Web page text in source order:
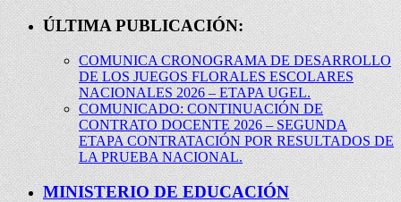
ÚLTIMA PUBLICACIÓN:
COMUNICA CRONOGRAMA DE DESARROLLO
DE LOS JUEGOS FLORALES ESCOLARES
NACIONALES 2026 – ETAPA UGEL.
COMUNICADO: CONTINUACIÓN DE
CONTRATO DOCENTE 2026 – SEGUNDA
ETAPA CONTRATACIÓN POR RESULTADOS DE
LA PRUEBA NACIONAL.
MINISTERIO DE EDUCACIÓN